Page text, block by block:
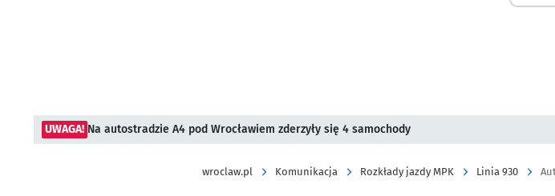
UWAGA! Na autostradzie A4 pod Wrocławiem zderzyły się 4 samochody
wroclaw.pl Komunikacja Rozkłady jazdy MPK Linia 930